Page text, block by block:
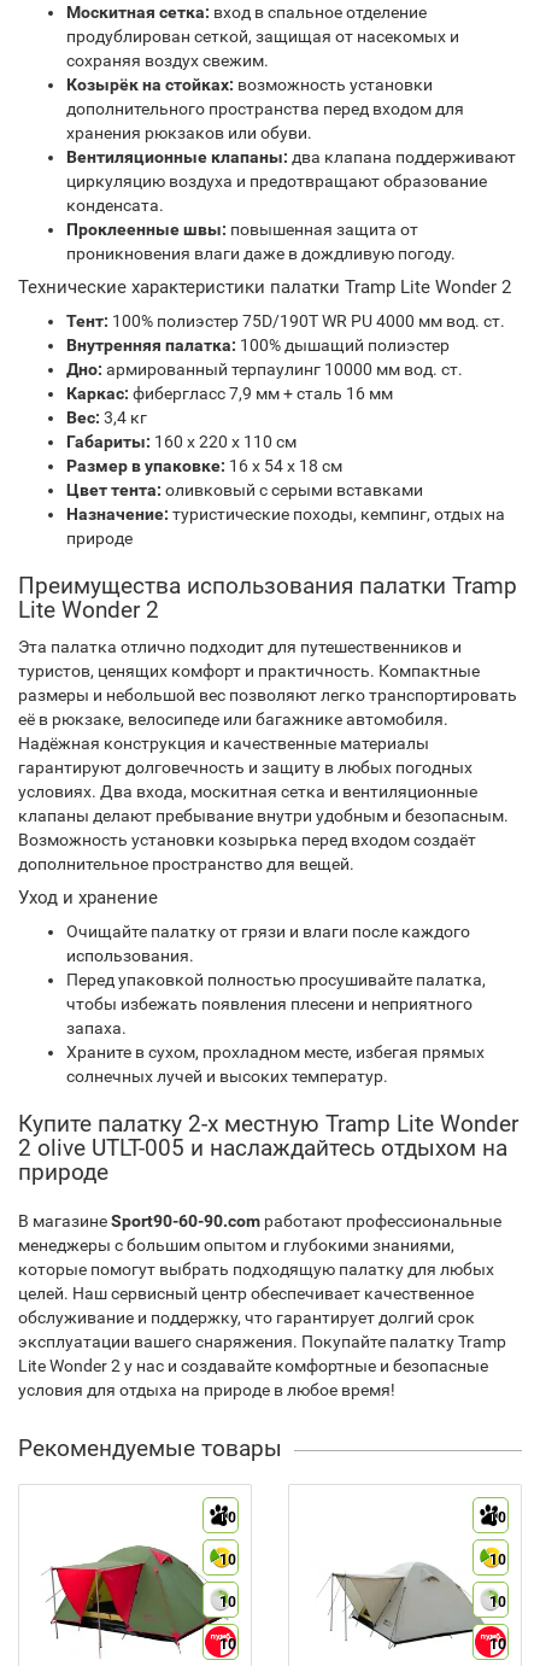
Москитная сетка: вход в спальное отделение
продублирован сеткой, защищая от насекомых и
сохраняя воздух свежим.
Козырёк на стойках: возможность установки
дополнительного пространства перед входом для
хранения рюкзаков или обуви.
Вентиляционные клапаны: два клапана поддерживают
циркуляцию воздуха и предотвращают образование
конденсата.
Проклеенные швы: повышенная защита от
проникновения влаги даже в дождливую погоду.
Технические характеристики палатки Tramp Lite Wonder 2
Тент: 100% полиэстер 75D/190T WR PU 4000 мм вод. ст.
Внутренняя палатка: 100% дышащий полиэстер
Дно: армированный терпаулинг 10000 мм вод. ст.
Каркас: фибергласс 7,9 мм + сталь 16 мм
Вес: 3,4 кг
Габариты: 160 х 220 х 110 см
Размер в упаковке: 16 x 54 x 18 см
Цвет тента: оливковый с серыми вставками
Назначение: туристические походы, кемпинг, отдых на
природе
Преимущества использования палатки Tramp
Lite Wonder 2
Эта палатка отлично подходит для путешественников и
туристов, ценящих комфорт и практичность. Компактные
размеры и небольшой вес позволяют легко транспортировать
её в рюкзаке, велосипеде или багажнике автомобиля.
Надёжная конструкция и качественные материалы
гарантируют долговечность и защиту в любых погодных
условиях. Два входа, москитная сетка и вентиляционные
клапаны делают пребывание внутри удобным и безопасным.
Возможность установки козырька перед входом создаёт
дополнительное пространство для вещей.
Уход и хранение
Очищайте палатку от грязи и влаги после каждого
использования.
Перед упаковкой полностью просушивайте палатка,
чтобы избежать появления плесени и неприятного
запаха.
Храните в сухом, прохладном месте, избегая прямых
солнечных лучей и высоких температур.
Купите палатку 2-х местную Tramp Lite Wonder
2 olive UTLT-005 и наслаждайтесь отдыхом на
природе
В магазинеSport90-60-90.com работают профессиональные
менеджеры с большим опытом и глубокими знаниями,
которые помогут выбрать подходящую палатку для любых
целей. Наш сервисный центр обеспечивает качественное
обслуживание и поддержку, что гарантирует долгий срок
эксплуатации вашего снаряжения. Покупайте палатку Tramp
Lite Wonder 2 у нас и создавайте комфортные и безопасные
условия для отдыха на природе в любое время!
Рекомендуемые товары
10
10
10
10
10
10
10
10